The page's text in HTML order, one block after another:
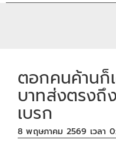
ตอกคนค้านก็
บาทส่งตรงถึ
เบรก
8 พฤษภาคม 2569 เวลา